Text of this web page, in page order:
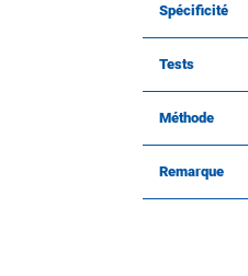
Spécificité
Tests
Méthode
Remarque